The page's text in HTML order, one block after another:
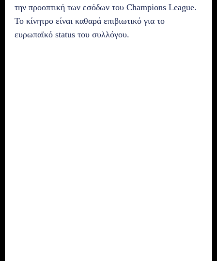
την προοπτική των εσόδων του Champions League.
Το κίνητρο είναι καθαρά επιβιωτικό για το
ευρωπαϊκό status του συλλόγου.